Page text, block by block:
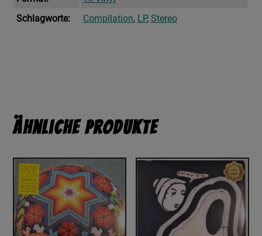
Schlagworte:
Compilation, LP, Stereo
Ähnliche Produkte